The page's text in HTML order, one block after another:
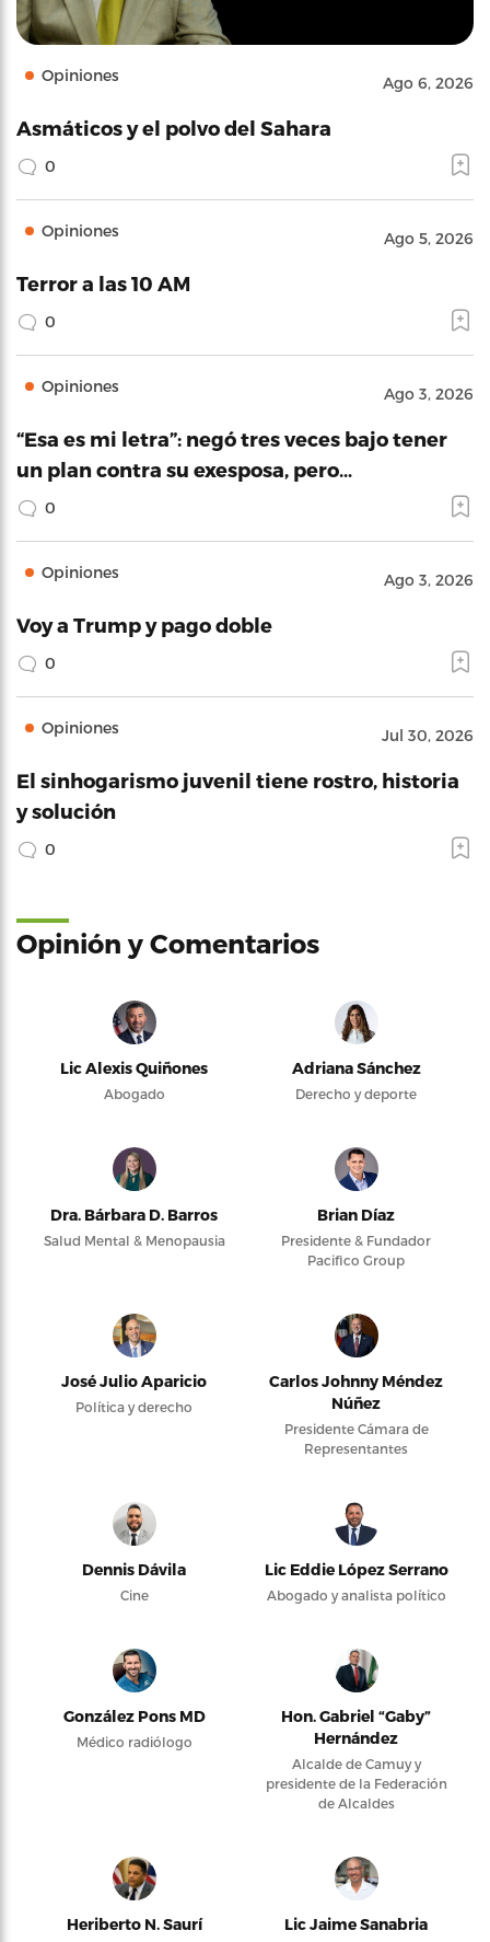
Opiniones Ago 6, 2026
Asmáticos y el polvo del Sahara
0
Opiniones Ago 5, 2026
Terror a las 10 AM
0
Opiniones Ago 3, 2026
“Esa es mi letra”: negó tres veces bajo tener
un plan contra su exesposa, pero…
0
Opiniones Ago 3, 2026
Voy a Trump y pago doble
0
Opiniones Jul 30, 2026
El sinhogarismo juvenil tiene rostro, historia
y solución
0
Opinión y Comentarios
Lic Alexis Quiñones
Abogado
Adriana Sánchez
Derecho y deporte
Dra. Bárbara D. Barros
Salud Mental & Menopausia
Brian Díaz
Presidente & Fundador
Pacifico Group
José Julio Aparicio
Política y derecho
Carlos Johnny Méndez
Núñez
Presidente Cámara de
Representantes
Dennis Dávila
Cine
Lic Eddie López Serrano
Abogado y analista político
González Pons MD
Médico radiólogo
Hon. Gabriel “Gaby”
Hernández
Alcalde de Camuy y
presidente de la Federación
de Alcaldes
Heriberto N. Saurí Lic Jaime Sanabria